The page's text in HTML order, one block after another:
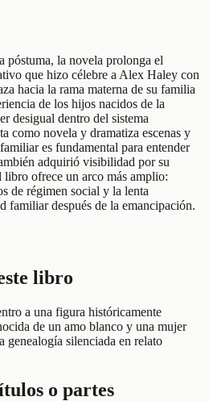
póstuma, la novela prolonga el
que hizo célebre a Alex Haley con
hacia la rama materna de su familia
de los hijos nacidos de la
desigual dentro del sistema
como novela y dramatiza escenas y
es fundamental para entender
adquirió visibilidad por su
ofrece un arco más amplio:
de régimen social y la lenta
familiar después de la emancipación.
libro
a una figura históricamente
de un amo blanco y una mujer
silenciada en relato
o partes